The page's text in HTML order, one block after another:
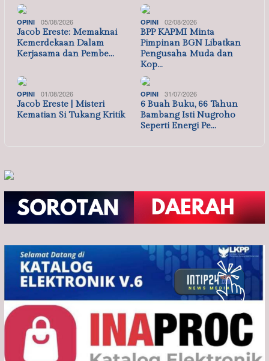
OPINI 05/08/2026
Jacob Ereste: Memaknai
Kemerdekaan Dalam
Kerjasama dan Pembe…
OPINI 02/08/2026
BPP KAPMI Minta
Pimpinan BGN Libatkan
Pengusaha Muda dan
Kop…
OPINI 01/08/2026
Jacob Ereste | Misteri
Kematian Si Tukang Kritik
OPINI 31/07/2026
6 Buah Buku, 66 Tahun
Bambang Isti Nugroho
Seperti Energi Pe…